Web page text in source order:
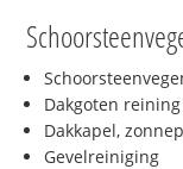
Dakgoten
Dakkapel,
Gevelreiniging